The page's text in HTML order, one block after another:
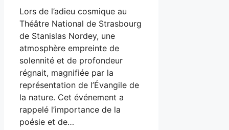
Lors de l’adieu cosmique au
Théâtre National de Strasbourg
de Stanislas Nordey, une
atmosphère empreinte de
solennité et de profondeur
régnait, magnifiée par la
représentation de l’Évangile de
la nature. Cet événement a
rappelé l’importance de la
poésie et de…